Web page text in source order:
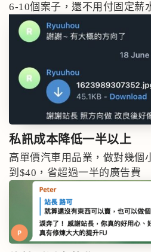
6-10個案子，還不用付固定薪
私訊成本降低一半以上
高單價汽車用品業，做對幾個
到$40，省超過一半的廣告費